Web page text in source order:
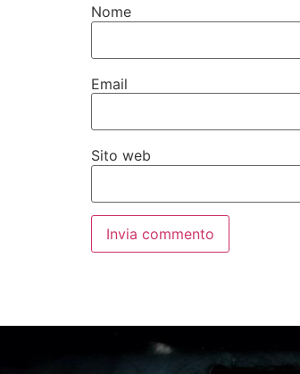
Nome
Email
Sito web